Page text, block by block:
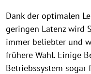
Dank der optimalen
geringen Latenz wird
immer beliebter und
frühere Wahl. Einige
Betriebssystem